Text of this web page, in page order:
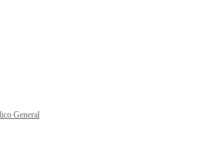
General